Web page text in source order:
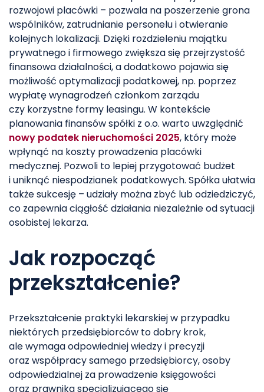
rozwojowi placówki – pozwala na poszerzenie grona
wspólników, zatrudnianie personelu i otwieranie
kolejnych lokalizacji. Dzięki rozdzieleniu majątku
prywatnego i firmowego zwiększa się przejrzystość
finansowa działalności, a dodatkowo pojawia się
możliwość optymalizacji podatkowej, np. poprzez
wypłatę wynagrodzeń członkom zarządu
czy korzystne formy leasingu. W kontekście
planowania finansów spółki z o.o. warto uwzględnić
nowy podatek nieruchomości 2025, który może
wpłynąć na koszty prowadzenia placówki
medycznej. Pozwoli to lepiej przygotować budżet
i uniknąć niespodzianek podatkowych. Spółka ułatwia
także sukcesję – udziały można zbyć lub odziedziczyć,
co zapewnia ciągłość działania niezależnie od sytuacji
osobistej lekarza.
Jak rozpocząć
przekształcenie?
Przekształcenie praktyki lekarskiej w przypadku
niektórych przedsiębiorców to dobry krok,
ale wymaga odpowiedniej wiedzy i precyzji
oraz współpracy samego przedsiębiorcy, osoby
odpowiedzialnej za prowadzenie księgowości
oraz prawnika specjalizującego się